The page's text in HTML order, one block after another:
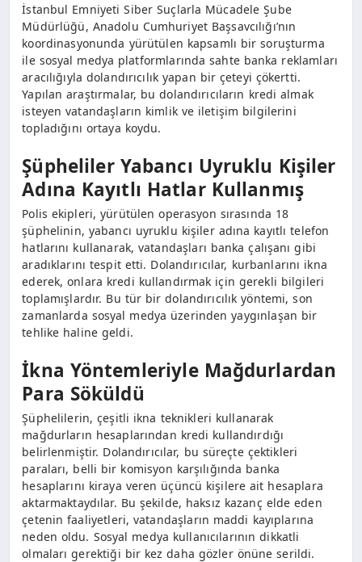
İstanbul Emniyeti Siber Suçlarla Mücadele Şube
Müdürlüğü, Anadolu Cumhuriyet Başsavcılığı’nın
koordinasyonunda yürütülen kapsamlı bir soruşturma
ile sosyal medya platformlarında sahte banka reklamları
aracılığıyla dolandırıcılık yapan bir çeteyi çökertti.
Yapılan araştırmalar, bu dolandırıcıların kredi almak
isteyen vatandaşların kimlik ve iletişim bilgilerini
topladığını ortaya koydu.
Şüpheliler Yabancı Uyruklu Kişiler
Adına Kayıtlı Hatlar Kullanmış
Polis ekipleri, yürütülen operasyon sırasında 18
şüphelinin, yabancı uyruklu kişiler adına kayıtlı telefon
hatlarını kullanarak, vatandaşları banka çalışanı gibi
aradıklarını tespit etti. Dolandırıcılar, kurbanlarını ikna
ederek, onlara kredi kullandırmak için gerekli bilgileri
toplamışlardır. Bu tür bir dolandırıcılık yöntemi, son
zamanlarda sosyal medya üzerinden yaygınlaşan bir
tehlike haline geldi.
İkna Yöntemleriyle Mağdurlardan
Para Söküldü
Şüphelilerin, çeşitli ikna teknikleri kullanarak
mağdurların hesaplarından kredi kullandırdığı
belirlenmiştir. Dolandırıcılar, bu süreçte çektikleri
paraları, belli bir komisyon karşılığında banka
hesaplarını kiraya veren üçüncü kişilere ait hesaplara
aktarmaktaydılar. Bu şekilde, haksız kazanç elde eden
çetenin faaliyetleri, vatandaşların maddi kayıplarına
neden oldu. Sosyal medya kullanıcılarının dikkatli
olmaları gerektiği bir kez daha gözler önüne serildi.